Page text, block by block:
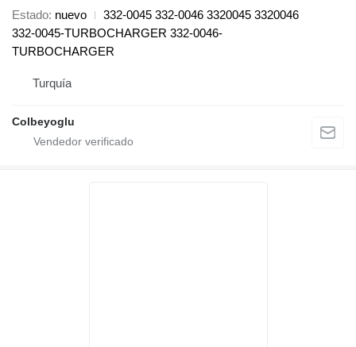
Estado nuevo
332-0045 332-0046 3320045 3320046
332-0045-TURBOCHARGER 332-0046-
TURBOCHARGER
Turquía
Colbeyoglu